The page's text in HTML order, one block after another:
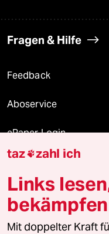
Fragen & Hilfe
Feedback
Aboservice
ePaper Login
Downloads für
© 2026 taz Verlags und
Alle Rechte vorbehalten. Bei
taz zahl ich
Links
bekämpfen
Mit doppelter Kraft